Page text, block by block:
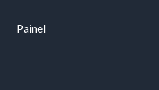
Painel